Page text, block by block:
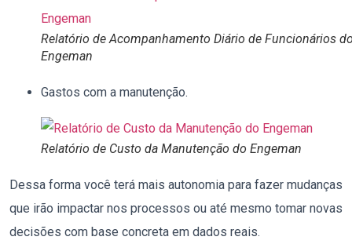
Relatório de Acompanhamento Diário de Funcionários
Engeman
Gastos com a manutenção.
Relatório de Custo da Manutenção do Engeman
Dessa forma você terá mais autonomia para fazer mudanças
que irão impactar nos processos ou até mesmo tomar novas
decisões com base concreta em dados reais.